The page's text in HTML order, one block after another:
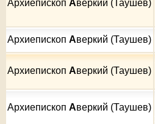
Архиепископ Аверкий (Таушев)
Архиепископ Аверкий (Таушев)
Архиепископ Аверкий (Таушев)
Архиепископ Аверкий (Таушев)